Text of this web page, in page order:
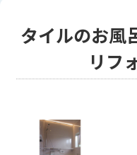
タイルのお風
リフ